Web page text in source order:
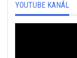
YOUTUBE KANÁL